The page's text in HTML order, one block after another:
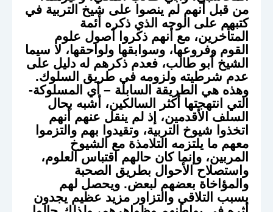
من قبل أنهم لم ينصوا على شيخ التربية في
كتبهم على الوجه الذي ذكره أئمة
المتأخرين، مع أنهم ذكروا أصول علوم
القوم وفروعها، وسوابقها ولواحقها، لا سيما
الشيخ أبو طالب، فعدم ذكرهم له دليل على
عدم شرطيته ولزومه في طريق السلوك.
وهذه هي الطريقة السابلة – أي المسلوكة-
التي انتهجتها أكثر السالكين، أشبه بحال
السلف الأقدمين، إذ لم ينقل عنهم أنهم
اتخذوا شيوخ التربية، وتقيدوا بهم والتزموا
معهم ما يلتزمه التلامذة مع الشيوخ
المربين، وإنما كان حالهم اقتباس العلوم،
واستصلاح الأحوال بطريق الصحبة
والمؤاخاة بعضهم لبعض. ويحصل لهم
بسبب التلاقي والتزاور مزيد عظيم يجدون